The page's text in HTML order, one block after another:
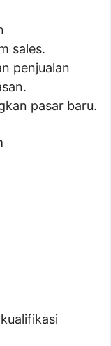
sales.
penjualan
pasar baru.